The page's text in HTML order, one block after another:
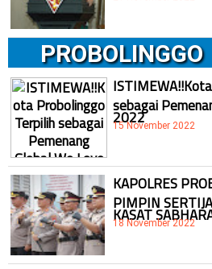
PROBOLINGGO
sebagai
2022
15 November 2022
KAPOLRES
PIMPIN
KASAT
18 November 2022